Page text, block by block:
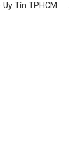
Uy Tín TPHCM ...